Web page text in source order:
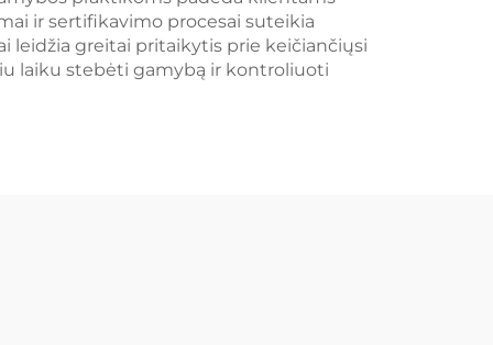
ir sertifikavimo procesai suteikia
greitai pritaikytis prie keičiančiųsi
laiku stebėti gamybą ir kontroliuoti